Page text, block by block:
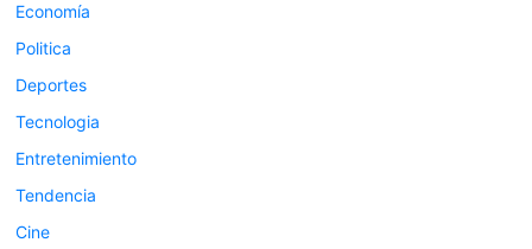
Economía
Politica
Deportes
Tecnologia
Entretenimiento
Tendencia
Cine